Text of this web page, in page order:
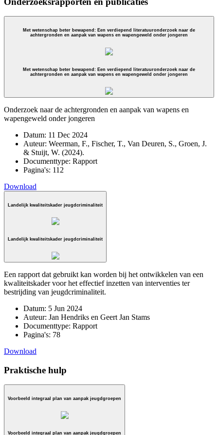
Met wetenschap beter bewapend: Een verdiepend literatuuronderzoek naar de
achtergronden en aanpak van wapens en wapengeweld onder jongeren
Met wetenschap beter bewapend: Een verdiepend literatuuronderzoek naar de
achtergronden en aanpak van wapens en wapengeweld onder jongeren
Onderzoek naar de achtergronden en aanpak van wapens en
wapengeweld onder jongeren
Datum: 11 Dec 2024
Auteur: Weerman, F., Fischer, T., Van Deuren, S., Groen, J.
& Stuijt, W. (2024).
Documenttype: Rapport
Pagina's: 112
Download
Landelijk kwaliteitskader jeugdcriminaliteit
Landelijk kwaliteitskader jeugdcriminaliteit
Een rapport dat gebruikt kan worden bij het ontwikkelen van een
kwaliteitskader voor het effectief inzetten van interventies ter
bestrijding van jeugdcriminaliteit.
Datum: 5 Jun 2024
Auteur: Jan Hendriks en Geert Jan Stams
Documenttype: Rapport
Pagina's: 78
Download
Praktische hulp
Voorbeeld integraal plan van aanpak jeugdgroepen
Voorbeeld integraal plan van aanpak jeugdgroepen